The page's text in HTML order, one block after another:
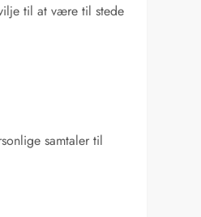
til at være til stede
samtaler til